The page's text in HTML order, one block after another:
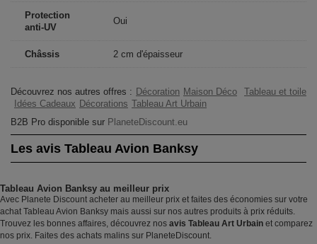
Protection
anti-UV
Oui
Châssis 2 cm d'épaisseur
Découvrez nos autres offres : Décoration Maison Déco
Tableau et toile
Idées Cadeaux Décorations Tableau Art Urbain
B2B Pro disponible sur PlaneteDiscount.eu
Les avis Tableau Avion Banksy
Tableau Avion Banksy au meilleur prix
Avec Planete Discount acheter au meilleur prix et faites des économies sur votre
achat Tableau Avion Banksy mais aussi sur nos autres produits à prix réduits.
Trouvez les bonnes affaires, découvrez nos avis Tableau Art Urbain et comparez
nos prix. Faites des achats malins sur PlaneteDiscount.